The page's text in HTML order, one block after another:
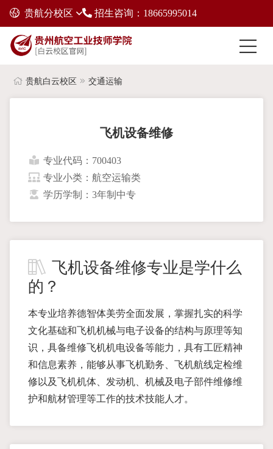
贵航分校区 招生咨询：18665995014
贵航白云校区 交通运输
飞机设备维修
专业代码：700403
专业小类：航空运输类
学历学制：3年制中专
飞机设备维修专业是学什么
的？
本专业培养德智体美劳全面发展，掌握扎实的科学
文化基础和飞机机械与电子设备的结构与原理等知
识，具备维修飞机机电设备等能力，具有工匠精神
和信息素养，能够从事飞机勤务、飞机航线定检维
修以及飞机机体、发动机、机械及电子部件维修维
护和航材管理等工作的技术技能人才。